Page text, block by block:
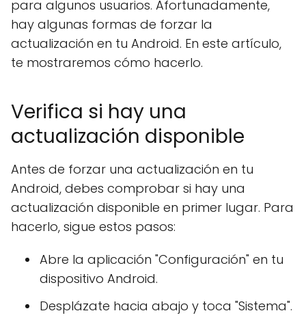
para algunos usuarios. Afortunadamente,
hay algunas formas de forzar la
actualización en tu Android. En este artículo,
te mostraremos cómo hacerlo.
Verifica si hay una
actualización disponible
Antes de forzar una actualización en tu
Android, debes comprobar si hay una
actualización disponible en primer lugar. Para
hacerlo, sigue estos pasos:
Abre la aplicación "Configuración" en tu
dispositivo Android.
Desplázate hacia abajo y toca "Sistema".